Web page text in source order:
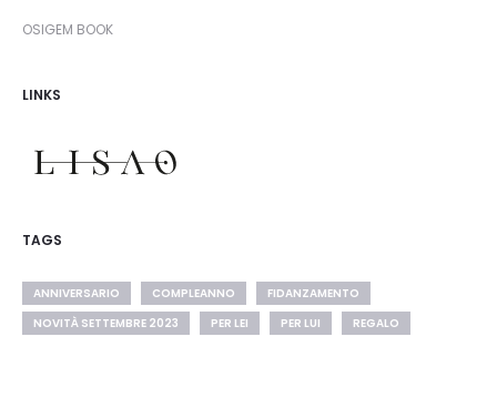
OSIGEM BOOK
LINKS
TAGS
ANNIVERSARIO COMPLEANNO
FIDANZAMENTO
NOVITÀ SETTEMBRE 2023
PER LEI PER LUI REGALO